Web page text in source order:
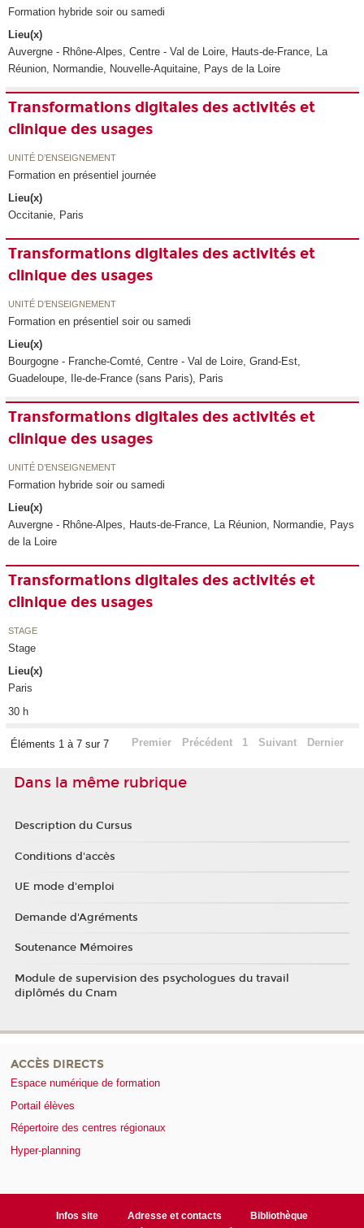
Formation hybride soir ou samedi
Lieu(x)
Auvergne - Rhône-Alpes, Centre - Val de Loire, Hauts-de-France, La
Réunion, Normandie, Nouvelle-Aquitaine, Pays de la Loire
Transformations digitales des activités et
clinique des usages
UNITÉ D’ENSEIGNEMENT
Formation en présentiel journée
Lieu(x)
Occitanie, Paris
Transformations digitales des activités et
clinique des usages
UNITÉ D’ENSEIGNEMENT
Formation en présentiel soir ou samedi
Lieu(x)
Bourgogne - Franche-Comté, Centre - Val de Loire, Grand-Est,
Guadeloupe, Ile-de-France (sans Paris), Paris
Transformations digitales des activités et
clinique des usages
UNITÉ D’ENSEIGNEMENT
Formation hybride soir ou samedi
Lieu(x)
Auvergne - Rhône-Alpes, Hauts-de-France, La Réunion, Normandie, Pays
de la Loire
Transformations digitales des activités et
clinique des usages
STAGE
Stage
Lieu(x)
Paris
30 h
Éléments 1 à 7 sur 7 Premier Précédent 1 Suivant Dernier
Dans la même rubrique
Description du Cursus
Conditions d'accès
UE mode d'emploi
Demande d'Agréments
Soutenance Mémoires
Module de supervision des psychologues du travail
diplômés du Cnam
ACCÈS DIRECTS
Espace numérique de formation
Portail élèves
Répertoire des centres régionaux
Hyper-planning
Infos site Adresse et contacts
Bibliothèque